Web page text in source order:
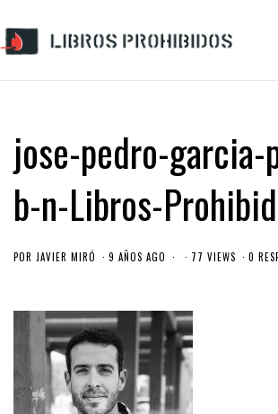
jose-pedro-garcia-
b-n-Libros-
POR JAVIER MIRÓ 9 AÑOS AGO 77 VIEWS 0